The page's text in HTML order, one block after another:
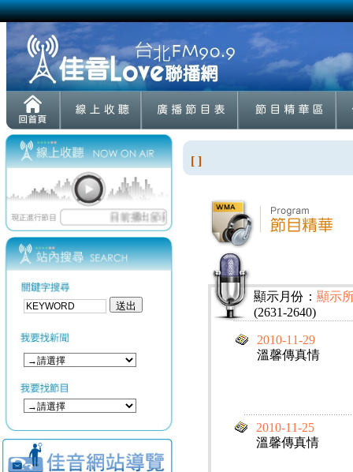
[ ]
顯示月份： 顯示
(2631-2640)
2010-11-29
溫馨傳真情
2010-11-25
溫馨傳真情